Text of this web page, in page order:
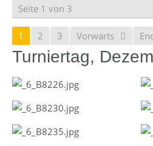
Seite 1 von 3
1 2 3 Vorwärts
Turniertag,